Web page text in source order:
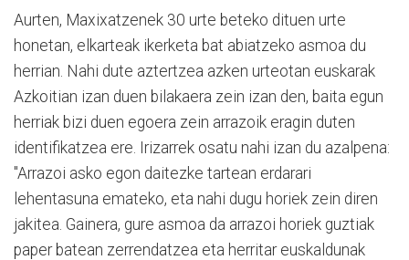
Aurten, Maxixatzenek 30 urte beteko dituen urte
honetan, elkarteak ikerketa bat abiatzeko asmoa du
herrian. Nahi dute aztertzea azken urteotan euskarak
Azkoitian izan duen bilakaera zein izan den, baita egun
herriak bizi duen egoera zein arrazoik eragin duten
identifikatzea ere. Irizarrek osatu nahi izan du azalpena:
"Arrazoi asko egon daitezke tartean erdarari
lehentasuna emateko, eta nahi dugu horiek zein diren
jakitea. Gainera, gure asmoa da arrazoi horiek guztiak
paper batean zerrendatzea eta herritar euskaldunak